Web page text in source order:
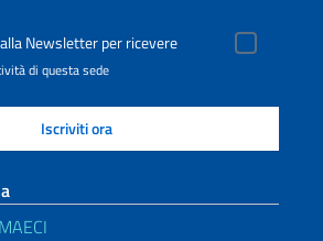
Newsletter per ricevere
di questa sede